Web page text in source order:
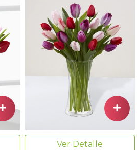
Ver Detalle